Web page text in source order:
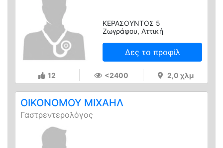
ΚΕΡΑΣΟΥΝΤΟΣ 5
Ζωγράφου, Αττική
Δες το προφίλ
12 <2400 2,0 χλμ
ΟΙΚΟΝΟΜΟΥ ΜΙΧΑΗΛ
Γαστρεντερολόγος